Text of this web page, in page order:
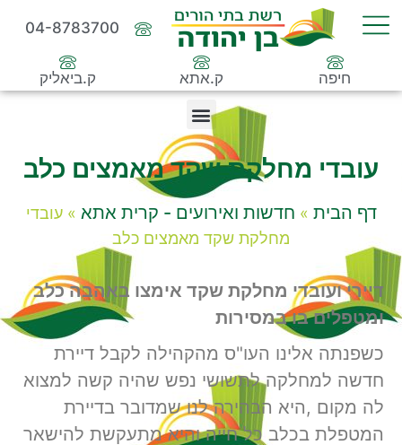
04-8783700
חיפה ק.אתא ק.ביאליק
עובדי מחלקת שקד מאמצים כלב
דף הבית » חדשות ואירועים - קרית אתא »עובדי
מחלקת שקד מאמצים כלב
דיירי ועובדי מחלקת שקד אימצו באהבה כלב
ומטפלים בו במסירות
כשפנתה אלינו העו"ס מהקהילה לקבל דיירת
חדשה למחלקה לתשושי נפש שהיה קשה למצוא
לה מקום ,היא הבהירה לנו שמדובר בדיירת
המטפלת בכלב כל חייה והיא מתעקשת להישאר